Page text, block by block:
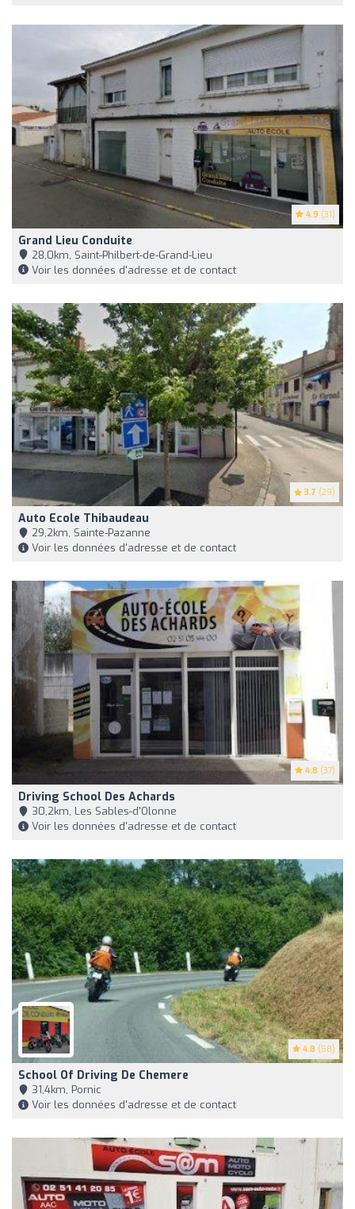
4.9 (31)
Grand Lieu Conduite
28,0km, Saint-Philbert-de-Grand-Lieu
Voir les données d'adresse et de contact
3.7 (29)
Auto Ecole Thibaudeau
29,2km, Sainte-Pazanne
Voir les données d'adresse et de contact
4.8 (37)
Driving School Des Achards
30,2km, Les Sables-d'Olonne
Voir les données d'adresse et de contact
4.8 (58)
School Of Driving De Chemere
31,4km, Pornic
Voir les données d'adresse et de contact